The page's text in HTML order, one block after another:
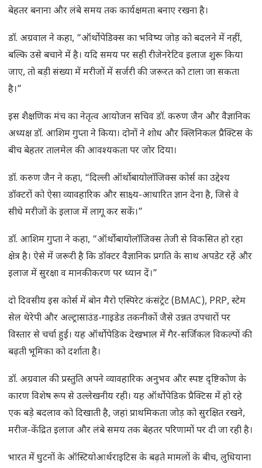
बेहतर बनाना और लंबे समय तक कार्यक्षमता बनाए रखना है।
डॉ. अग्रवाल ने कहा, “ऑर्थोपेडिक्स का भविष्य जोड़ को बदलने में नहीं,
बल्कि उसे बचाने में है। यदि समय पर सही रीजेनरेटिव इलाज शुरू किया
जाए, तो बड़ी संख्या में मरीजों में सर्जरी की जरूरत को टाला जा सकता
है।”
इस शैक्षणिक मंच का नेतृत्व आयोजन सचिव डॉ. करुण जैन और वैज्ञानिक
अध्यक्ष डॉ. आशिम गुप्ता ने किया। दोनों ने शोध और क्लिनिकल प्रैक्टिस के
बीच बेहतर तालमेल की आवश्यकता पर जोर दिया।
डॉ. करुण जैन ने कहा, “दिल्ली ऑर्थोबायोलॉजिक्स कोर्स का उद्देश्य
डॉक्टरों को ऐसा व्यावहारिक और साक्ष्य-आधारित ज्ञान देना है, जिसे वे
सीधे मरीजों के इलाज में लागू कर सकें।”
डॉ. आशिम गुप्ता ने कहा, “ऑर्थोबायोलॉजिक्स तेजी से विकसित हो रहा
क्षेत्र है। ऐसे में जरूरी है कि डॉक्टर वैज्ञानिक प्रगति के साथ अपडेट रहें और
इलाज में सुरक्षा व मानकीकरण पर ध्यान दें।”
दो दिवसीय इस कोर्स में बोन मैरो एस्पिरेट कंसंट्रेट (BMAC), PRP, स्टेम
सेल थेरेपी और अल्ट्रासाउंड-गाइडेड तकनीकों जैसे उन्नत उपचारों पर
विस्तार से चर्चा हुई। यह ऑर्थोपेडिक देखभाल में गैर-सर्जिकल विकल्पों की
बढ़ती भूमिका को दर्शाता है।
डॉ. अग्रवाल की प्रस्तुति अपने व्यावहारिक अनुभव और स्पष्ट दृष्टिकोण के
कारण विशेष रूप से उल्लेखनीय रही। यह ऑर्थोपेडिक प्रैक्टिस में हो रहे
एक बड़े बदलाव को दिखाती है, जहां प्राथमिकता जोड़ को सुरक्षित रखने,
मरीज-केंद्रित इलाज और लंबे समय तक बेहतर परिणामों पर दी जा रही है।
भारत में घुटनों के ऑस्टियोआर्थराइटिस के बढ़ते मामलों के बीच, लुधियाना